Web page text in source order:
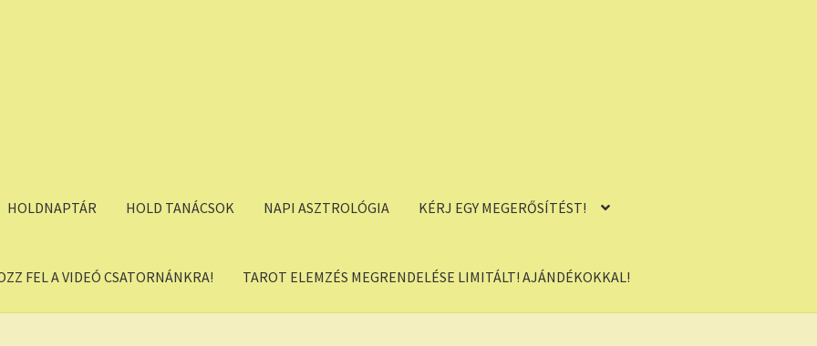
HOLDNAPTÁR HOLD TANÁCSOK NAPI ASZTROLÓGIA KÉRJ EGY MEGERŐSÍTÉST!
FEL A VIDEÓ CSATORNÁNKRA! TAROT ELEMZÉS MEGRENDELÉSE LIMITÁLT! AJÁNDÉKOKKAL!